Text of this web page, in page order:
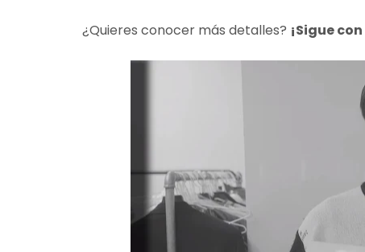
¿Quieres conocer más detalles? ¡Sigue con